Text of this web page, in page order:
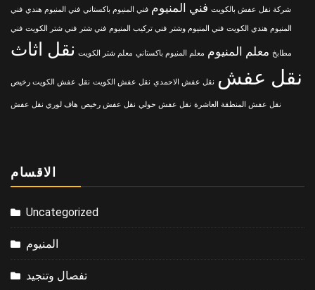
شركة نقل عفش بالكويت فني المنيوم فني المنيوم باكستاني فني المنيوم هندي فني
المنيوم هندي الكويت فني المنيوم وشتر فني تركيب المنيوم فني شتر فني شتر الكويت فني
مطابخ معلم المنيوم معلم المنيوم باكستاني معلم شتر الكويت نقل اثاث
نقل عفش نقل عفش الاحمدي نقل عفش الكويت نقل عفش الكويت رخيص
نقل عفش المنطقة العاشرة نقل عفش حولي نقل عفش رخيص هاف لوري نقل عفش
الاقسام
Uncategorized
المنيوم
تفصال وتنجيد